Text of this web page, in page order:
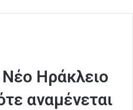
Ηράκλειο
αναμένεται